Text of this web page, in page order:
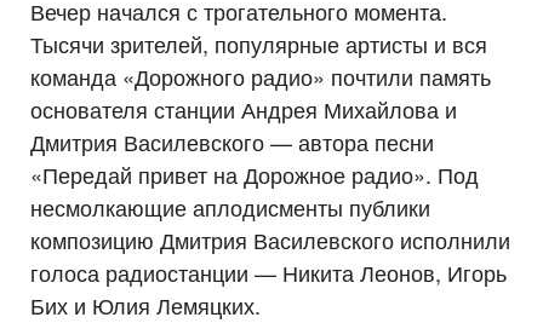
Вечер начался с трогательного момента.
Тысячи зрителей, популярные артисты и вся
команда «Дорожного радио» почтили память
основателя станции Андрея Михайлова и
Дмитрия Василевского — автора песни
«Передай привет на Дорожное радио». Под
несмолкающие аплодисменты публики
композицию Дмитрия Василевского исполнили
голоса радиостанции — Никита Леонов, Игорь
Бих и Юлия Лемяцких.